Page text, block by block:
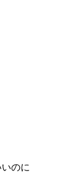
のに